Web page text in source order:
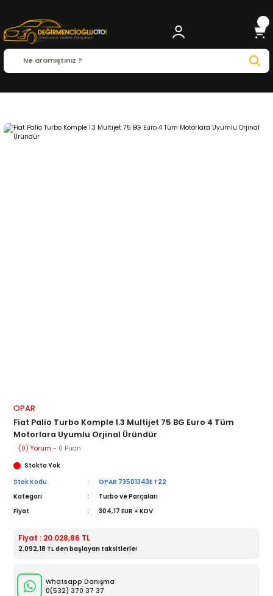
OPAR
Fiat Palio Turbo Komple 1.3 Multijet 75 BG Euro 4 Tüm
Motorlara Uyumlu Orjinal Üründür
(0) Yorum - 0 Puan
Stokta Yok
Stok Kodu
OPAR 73501343E T22
Kategori
Turbo ve Parçaları
Fiyat
304,17 EUR + KDV
Fiyat : 20.028,86 TL
2.092,18 TL den başlayan taksitlerle!
Whatsapp Danışma
0(532) 370 37 37